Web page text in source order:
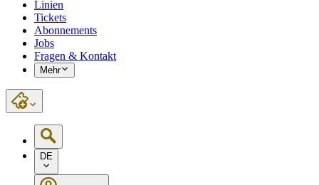
Linien
Tickets
Abonnements
Jobs
Fragen & Kontakt
Mehr
DE